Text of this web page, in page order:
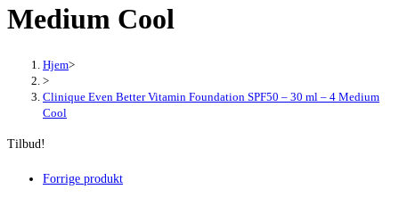
Medium Cool
Hjem>
>
Clinique Even Better Vitamin Foundation SPF50 – 30 ml – 4 Medium
Cool
Tilbud!
Forrige produkt